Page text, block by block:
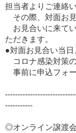
担当者よりご連絡
その際、対面お見
お見合いに来て
ただきます。
●対面お見合い当日
コロナ感染対策の
事前に申込フォー
-----------
◎オンライン譲渡